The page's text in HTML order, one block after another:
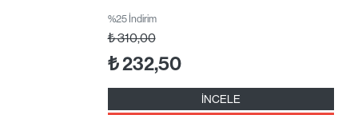
%25 İndirim
₺310,00
₺232,50
İNCELE